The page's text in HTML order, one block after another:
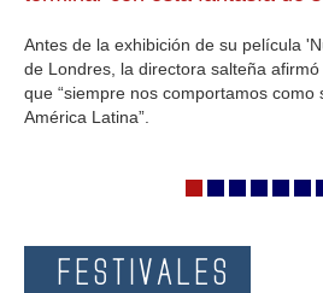
Antes de la exhibición de su película
de Londres, la directora salteña
que “siempre nos comportamos como
América Latina”.
FESTIVALES